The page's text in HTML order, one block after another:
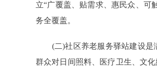
立“广覆盖、贴需求、惠民众、可
务全覆盖。
(二)社区养老服务驿站建设是
群众对日间照料、医疗卫生、文